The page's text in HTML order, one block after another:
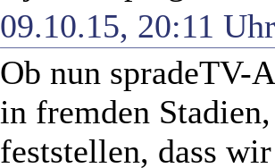
09.10.15, 20:11
Ob nun spradeTV-
in fremden
feststellen, dass